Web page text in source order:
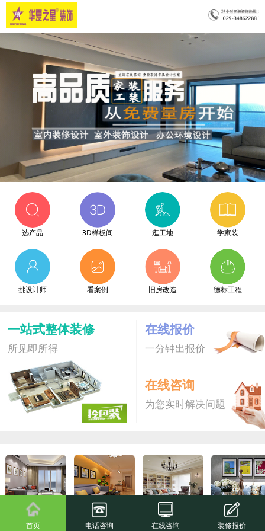
选产品 3D样板间 逛工地 学家装
挑设计师 看案例 旧房改造 德标工程
一站式整体装修
所见即所得
在线报价
一分钟出报价
在线咨询
为您实时解决问题
拎包装S 爆款新品 拎包装 尊享家
首页 电话咨询 在线咨询 装修报价